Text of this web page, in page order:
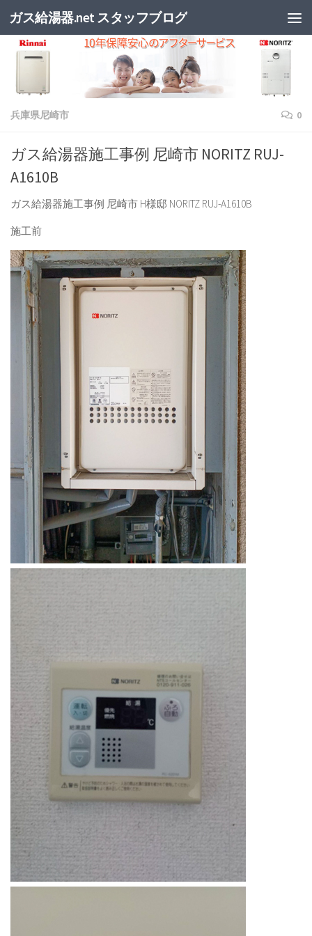
ガス給湯器.net スタッフブログ
兵庫県尼崎市 0
ガス給湯器施工事例 尼崎市 NORITZ RUJ-
A1610B
ガス給湯器施工事例 尼崎市 H様邸 NORITZ RUJ-A1610B
施工前